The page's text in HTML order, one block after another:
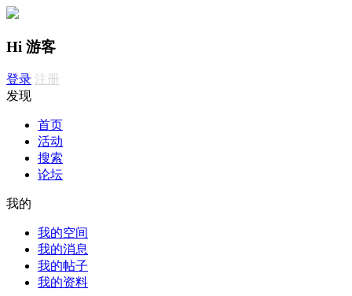
Hi 游客
登录 注册
发现
首页
活动
搜索
论坛
我的
我的空间
我的消息
我的帖子
我的资料